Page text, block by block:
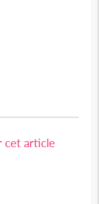
cet article